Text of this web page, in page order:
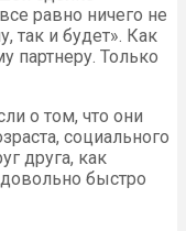
равно ничего не
так и будет». Как
партнеру. Только
о том, что они
социального
друга, как
быстро